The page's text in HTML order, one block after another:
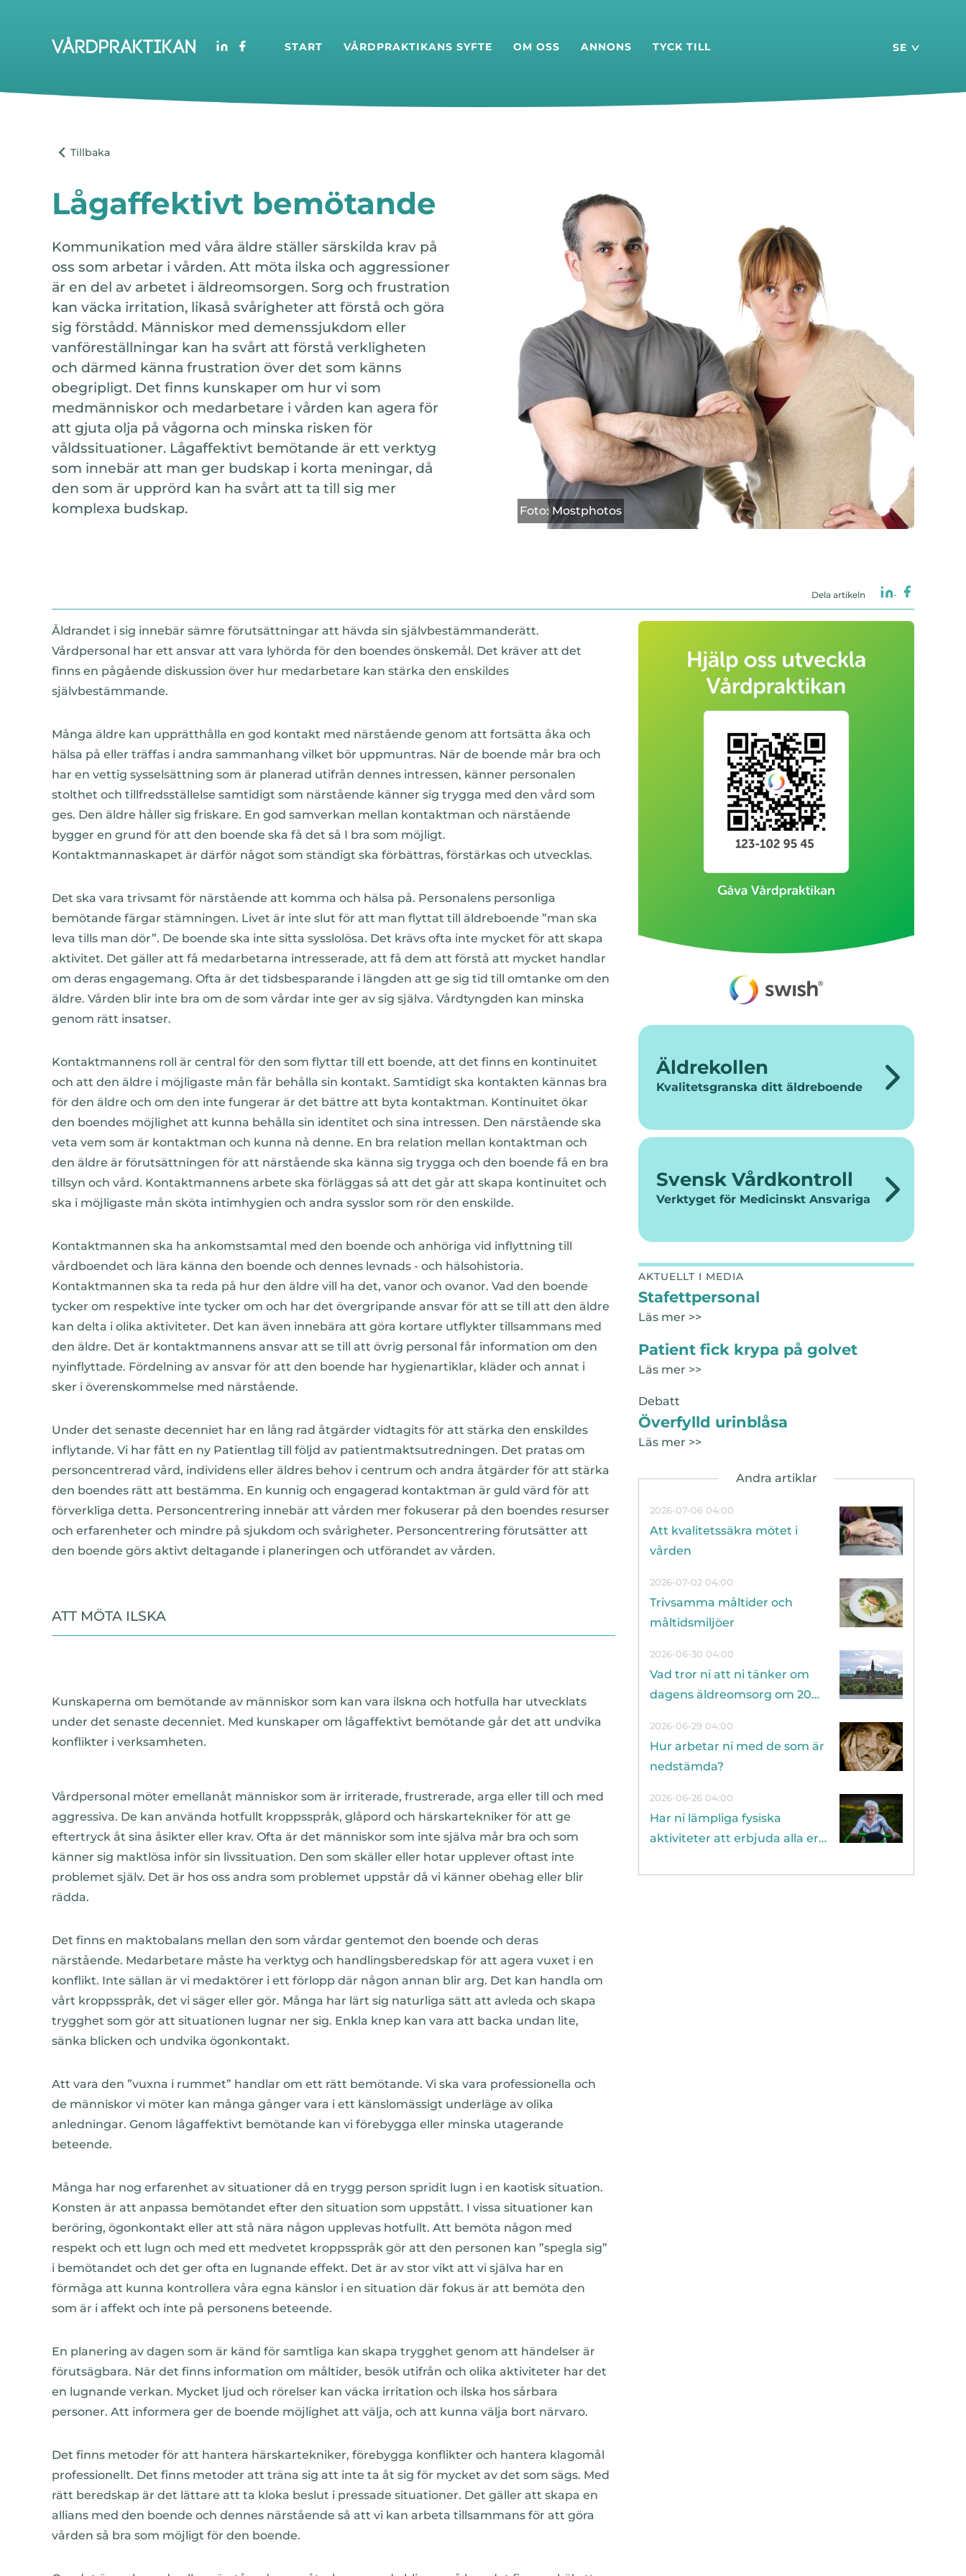
START VÅRDPRAKTIKANS SYFTE OM OSS ANNONS TYCK TILL
Lågaffektivt bemötande
Kommunikation med våra äldre ställer särskilda krav på
oss som arbetar i vården. Att möta ilska och aggressioner
är en del av arbetet i äldreomsorgen. Sorg och frustration
kan väcka irritation, likaså svårigheter att förstå och göra
sig förstådd. Människor med demenssjukdom eller
vanföreställningar kan ha svårt att förstå verkligheten
och därmed känna frustration över det som känns
obegripligt. Det finns kunskaper om hur vi som
medmänniskor och medarbetare i vården kan agera för
att gjuta olja på vågorna och minska risken för
våldssituationer. Lågaffektivt bemötande är ett verktyg
som innebär att man ger budskap i korta meningar, då
den som är upprörd kan ha svårt att ta till sig mer
komplexa budskap.
Foto: Mostphotos
Dela artikeln
Åldrandet i sig innebär sämre förutsättningar att hävda sin självbestämmanderätt.
Vårdpersonal har ett ansvar att vara lyhörda för den boendes önskemål. Det kräver att det
finns en pågående diskussion över hur medarbetare kan stärka den enskildes
självbestämmande.
Många äldre kan upprätthålla en god kontakt med närstående genom att fortsätta åka och
hälsa på eller träffas i andra sammanhang vilket bör uppmuntras. När de boende mår bra och
har en vettig sysselsättning som är planerad utifrån dennes intressen, känner personalen
stolthet och tillfredsställelse samtidigt som närstående känner sig trygga med den vård som
ges. Den äldre håller sig friskare. En god samverkan mellan kontaktman och närstående
bygger en grund för att den boende ska få det så I bra som möjligt.
Kontaktmannaskapet är därför något som ständigt ska förbättras, förstärkas och utvecklas.
Det ska vara trivsamt för närstående att komma och hälsa på. Personalens personliga
bemötande färgar stämningen. Livet är inte slut för att man flyttat till äldreboende ”man ska
leva tills man dör”. De boende ska inte sitta sysslolösa. Det krävs ofta inte mycket för att skapa
aktivitet. Det gäller att få medarbetarna intresserade, att få dem att förstå att mycket handlar
om deras engagemang. Ofta är det tidsbesparande i längden att ge sig tid till omtanke om den
äldre. Vården blir inte bra om de som vårdar inte ger av sig själva. Vårdtyngden kan minska
genom rätt insatser.
Kontaktmannens roll är central för den som flyttar till ett boende, att det finns en kontinuitet
och att den äldre i möjligaste mån får behålla sin kontakt. Samtidigt ska kontakten kännas bra
för den äldre och om den inte fungerar är det bättre att byta kontaktman. Kontinuitet ökar
den boendes möjlighet att kunna behålla sin identitet och sina intressen. Den närstående ska
veta vem som är kontaktman och kunna nå denne. En bra relation mellan kontaktman och
den äldre är förutsättningen för att närstående ska känna sig trygga och den boende få en bra
tillsyn och vård. Kontaktmannens arbete ska förläggas så att det går att skapa kontinuitet och
ska i möjligaste mån sköta intimhygien och andra sysslor som rör den enskilde.
Kontaktmannen ska ha ankomstsamtal med den boende och anhöriga vid inflyttning till
vårdboendet och lära känna den boende och dennes levnads - och hälsohistoria.
Kontaktmannen ska ta reda på hur den äldre vill ha det, vanor och ovanor. Vad den boende
tycker om respektive inte tycker om och har det övergripande ansvar för att se till att den äldre
kan delta i olika aktiviteter. Det kan även innebära att göra kortare utflykter tillsammans med
den äldre. Det är kontaktmannens ansvar att se till att övrig personal får information om den
nyinflyttade. Fördelning av ansvar för att den boende har hygienartiklar, kläder och annat i
sker i överenskommelse med närstående.
Under det senaste decenniet har en lång rad åtgärder vidtagits för att stärka den enskildes
inflytande. Vi har fått en ny Patientlag till följd av patientmaktsutredningen. Det pratas om
personcentrerad vård, individens eller äldres behov i centrum och andra åtgärder för att stärka
den boendes rätt att bestämma. En kunnig och engagerad kontaktman är guld värd för att
förverkliga detta. Personcentrering innebär att vården mer fokuserar på den boendes resurser
och erfarenheter och mindre på sjukdom och svårigheter. Personcentrering förutsätter att
den boende görs aktivt deltagande i planeringen och utförandet av vården.
ATT MÖTA ILSKA
Kunskaperna om bemötande av människor som kan vara ilskna och hotfulla har utvecklats
under det senaste decenniet. Med kunskaper om lågaffektivt bemötande går det att undvika
konflikter i verksamheten.
Vårdpersonal möter emellanåt människor som är irriterade, frustrerade, arga eller till och med
aggressiva. De kan använda hotfullt kroppsspråk, glåpord och härskartekniker för att ge
eftertryck åt sina åsikter eller krav. Ofta är det människor som inte själva mår bra och som
känner sig maktlösa inför sin livssituation. Den som skäller eller hotar upplever oftast inte
problemet själv. Det är hos oss andra som problemet uppstår då vi känner obehag eller blir
rädda.
Det finns en maktobalans mellan den som vårdar gentemot den boende och deras
närstående. Medarbetare måste ha verktyg och handlingsberedskap för att agera vuxet i en
konflikt. Inte sällan är vi medaktörer i ett förlopp där någon annan blir arg. Det kan handla om
vårt kroppsspråk, det vi säger eller gör. Många har lärt sig naturliga sätt att avleda och skapa
trygghet som gör att situationen lugnar ner sig. Enkla knep kan vara att backa undan lite,
sänka blicken och undvika ögonkontakt.
Att vara den ”vuxna i rummet” handlar om ett rätt bemötande. Vi ska vara professionella och
de människor vi möter kan många gånger vara i ett känslomässigt underläge av olika
anledningar. Genom lågaffektivt bemötande kan vi förebygga eller minska utagerande
beteende.
Många har nog erfarenhet av situationer då en trygg person spridit lugn i en kaotisk situation.
Konsten är att anpassa bemötandet efter den situation som uppstått. I vissa situationer kan
beröring, ögonkontakt eller att stå nära någon upplevas hotfullt. Att bemöta någon med
respekt och ett lugn och med ett medvetet kroppsspråk gör att den personen kan ”spegla sig”
i bemötandet och det ger ofta en lugnande effekt. Det är av stor vikt att vi själva har en
förmåga att kunna kontrollera våra egna känslor i en situation där fokus är att bemöta den
som är i affekt och inte på personens beteende.
En planering av dagen som är känd för samtliga kan skapa trygghet genom att händelser är
förutsägbara. När det finns information om måltider, besök utifrån och olika aktiviteter har det
en lugnande verkan. Mycket ljud och rörelser kan väcka irritation och ilska hos sårbara
personer. Att informera ger de boende möjlighet att välja, och att kunna välja bort närvaro.
Det finns metoder för att hantera härskartekniker, förebygga konflikter och hantera klagomål
professionellt. Det finns metoder att träna sig att inte ta åt sig för mycket av det som sägs. Med
rätt beredskap är det lättare att ta kloka beslut i pressade situationer. Det gäller att skapa en
allians med den boende och dennes närstående så att vi kan arbeta tillsammans för att göra
vården så bra som möjligt för den boende.
Äldrekollen
Kvalitetsgranska ditt äldreboende
Svensk Vårdkontroll
Verktyget för Medicinskt Ansvariga
AKTUELLT I MEDIA
Stafettpersonal
Läs mer >>
Patient fick krypa på golvet
Läs mer >>
Debatt
Överfylld urinblåsa
Läs mer >>
2026-07-06 04:00
Att kvalitetssäkra mötet i
vården
2026-07-02 04:00
Trivsamma måltider och
måltidsmiljöer
2026-06-30 04:00
Vad tror ni att ni tänker om
dagens äldreomsorg om 20
2026-06-29 04:00
Hur arbetar ni med de som är
nedstämda?
2026-06-26 04:00
Har ni lämpliga fysiska
aktiviteter att erbjuda alla era